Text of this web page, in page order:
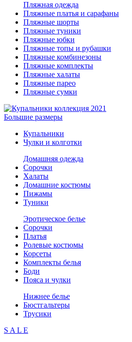
Пляжная одежда
Пляжные платья и сарафаны
Пляжные шорты
Пляжные туники
Пляжные юбки
Пляжные топы и рубашки
Пляжные комбинезоны
Пляжные комплекты
Пляжные халаты
Пляжные парео
Пляжные сумки
Большие размеры
Купальники
Чулки и колготки
Домашняя одежда
Сорочки
Халаты
Домашние костюмы
Пижамы
Туники
Эротическое белье
Сорочки
Платья
Ролевые костюмы
Корсеты
Комплекты белья
Боди
Пояса и чулки
Нижнее белье
Бюстгальтеры
Трусики
S A L E